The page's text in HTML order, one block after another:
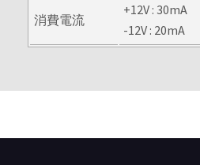
消費電流
+12V : 30mA
-12V : 20mA